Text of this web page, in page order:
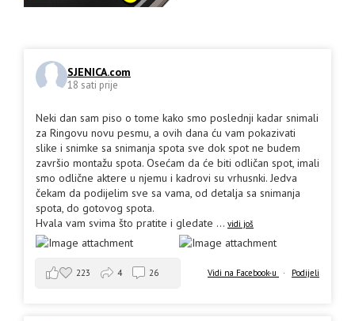
SJENICA.com
18 sati prije
Neki dan sam piso o tome kako smo poslednji kadar snimali
za Ringovu novu pesmu, a ovih dana ću vam pokazivati
slike i snimke sa snimanja spota sve dok spot ne budem
završio montažu spota. Osećam da će biti odličan spot, imali
smo odlične aktere u njemu i kadrovi su vrhusnki. Jedva
čekam da podijelim sve sa vama, od detalja sa snimanja
spota, do gotovog spota.
Hvala vam svima što pratite i gledate ... vidi još
Vidi na Facebook-u · Podijeli
223 4 26